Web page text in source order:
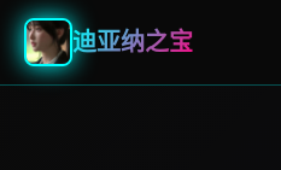
迪亚纳之宝